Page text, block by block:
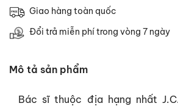
Giao hàng toàn quốc
Đổi trả miễn phí trong vòng 7 ngày
Mô tả sản phẩm
Bác sĩ thuộc địa hạng nhất